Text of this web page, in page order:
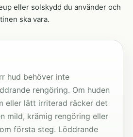
eller solskydd du använder och
ska vara.
hud behöver inte
rengöring. Om huden
eller lätt irriterad räcker det
mild, krämig rengöring eller
första steg. Löddrande